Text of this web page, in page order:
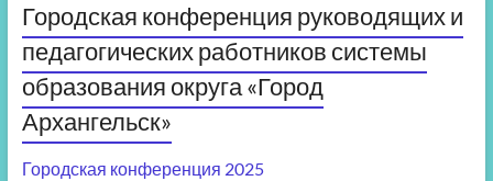
Городская конференция руководящих и
педагогических работников системы
образования округа «Город
Архангельск»
Городская конференция 2025